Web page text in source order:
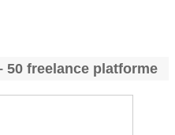
50 freelance platforme